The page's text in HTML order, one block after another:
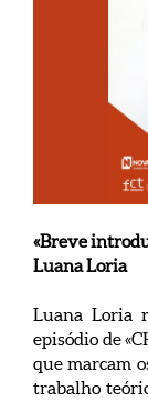
«Breve
Luana Loria
Luana Loria
episódio de
que marcam
trabalho